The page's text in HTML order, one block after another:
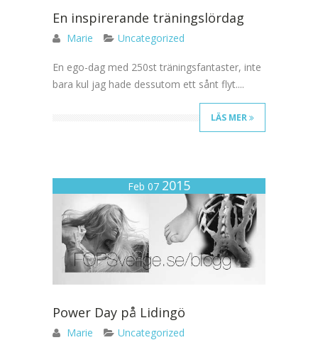
En inspirerande träningslördag
Marie Uncategorized
En ego-dag med 250st träningsfantaster, inte
bara kul jag hade dessutom ett sånt flyt....
LÄS MER
Feb 07 2015
Power Day på Lidingö
Marie Uncategorized